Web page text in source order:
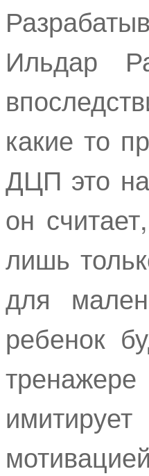
Ильдар
какие то
ДЦП это
он
лишь
для
ребенок